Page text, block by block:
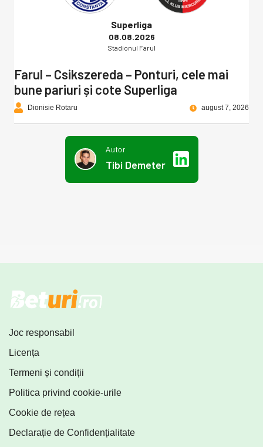
Superliga
08.08.2026
Stadionul Farul
Farul – Csikszereda – Ponturi, cele mai
bune pariuri și cote Superliga
Dionisie Rotaru august 7, 2026
Autor
Tibi Demeter
Joc responsabil
Licența
Termeni și condiții
Politica privind cookie-urile
Cookie de rețea
Declarație de Confidențialitate